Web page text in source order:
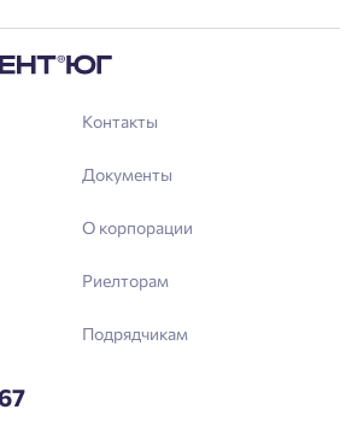
Контакты
Документы
О корпорации
Риелторам
Подрядчикам